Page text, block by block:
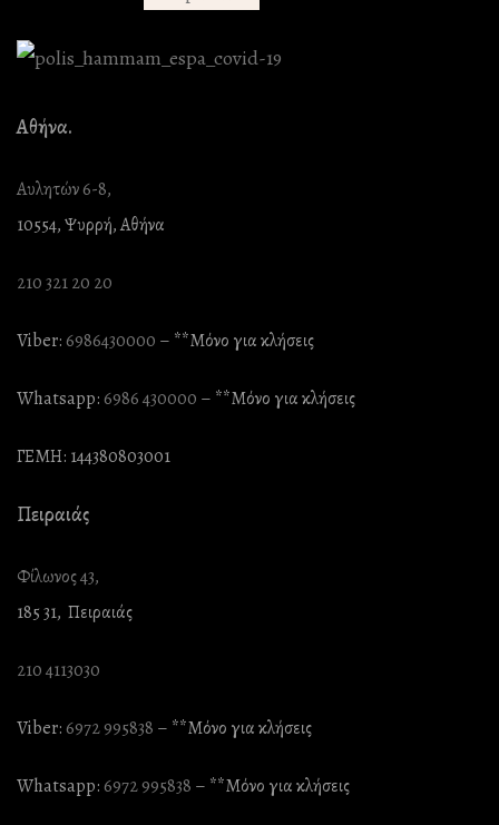
Αθήνα.
Αυλητών 6-8,
10554, Ψυρρή, Αθήνα
210 321 20 20
Viber:6986430000 – **Mόνο για κλήσεις
Whatsapp:6986 430000 – **Mόνο για κλήσεις
ΓΕΜΗ: 144380803001
Πειραιάς
Φίλωνος 43,
185 31, Πειραιάς
210 4113030
Viber:6972 995838 – **Mόνο για κλήσεις
Whatsapp:6972 995838 – **Mόνο για κλήσεις